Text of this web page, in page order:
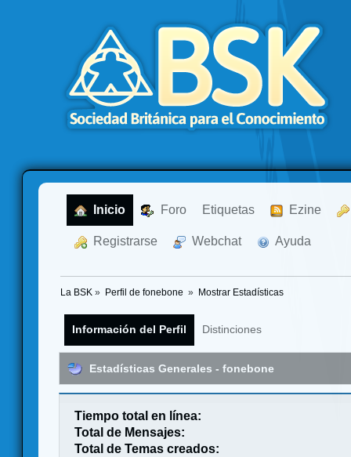
Inicio Foro Etiquetas Ezine
Registrarse Webchat Ayuda
La BSK » Perfil de fonebone » Mostrar Estadísticas
Información del Perfil Distinciones
Estadísticas Generales - fonebone
Tiempo total en línea:
Total de Mensajes:
Total de Temas creados: